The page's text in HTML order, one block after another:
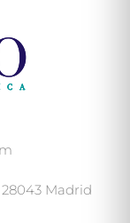
28043 Madrid